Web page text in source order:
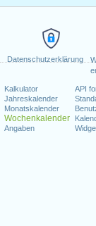
Datenschutzerklärung
Kalkulator
Jahreskalender
Monatskalender
Wochenkalender
Angaben
API